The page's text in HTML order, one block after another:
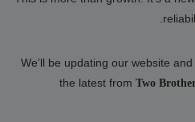
We’ll be updating our website
the latest from Two